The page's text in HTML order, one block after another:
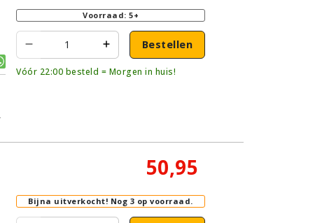
Voorraad: 5+
Bestellen
Vóór 22:00 besteld = Morgen in huis!
50,95
Bijna uitverkocht! Nog 3 op voorraad.